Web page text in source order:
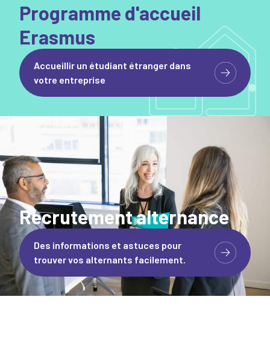
Programme d'accueil
Erasmus
Accueillir un étudiant étranger dans
votre entreprise
Recrutement alternance
Des informations et astuces pour
trouver vos alternants facilement.